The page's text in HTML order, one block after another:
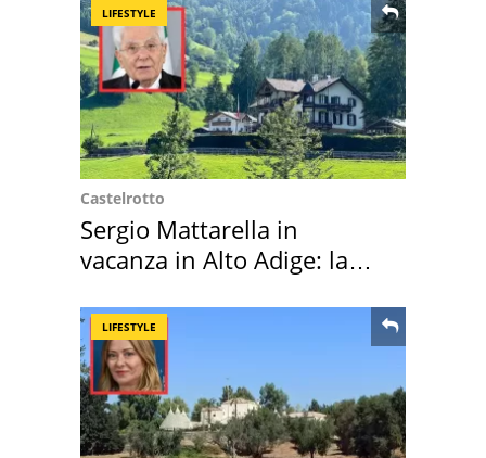
LIFESTYLE
Castelrotto
Sergio Mattarella in
vacanza in Alto Adige: la
LIFESTYLE